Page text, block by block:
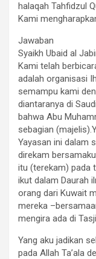
halaqah Tahfidzul
Kami
Jawaban
Syaikh Ubaid al
Kami telah
adalah organisasi
semampu kami
diantaranya di
bahwa Abu
sebagian
Yayasan ini dalam
direkam
itu (terekam) pada
ikut dalam Daurah
orang dari Kuwait
mereka
mengira ada di
Yang aku jadikan
pada Allah Ta’ala